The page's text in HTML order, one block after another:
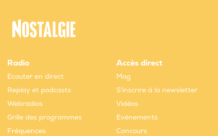
Radio
Ecouter en direct
Replay et podcasts
Webradios
Grille des programmes
Fréquences
Accès direct
Mag
S'inscrire à la newsletter
Vidéos
Evènements
Concours